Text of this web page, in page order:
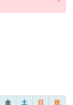
金 土 日 祝